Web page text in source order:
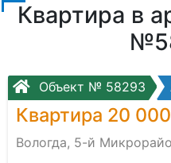
Квартира в
Объект № 58293
Квартира 20
Вологда, 5-й